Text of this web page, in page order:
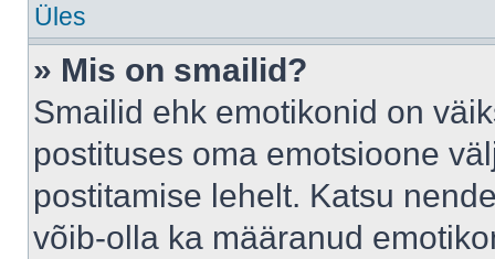
Üles
» Mis on smailid?
Smailid ehk emotikonid on
postituses oma emotsioone
postitamise lehelt. Katsu
võib-olla ka määranud